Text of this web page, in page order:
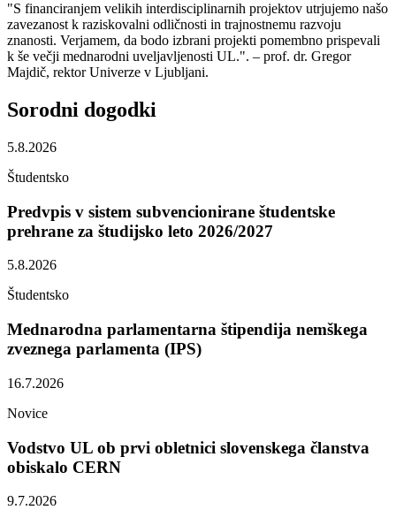
"S financiranjem velikih interdisciplinarnih projektov utrjujemo našo
zavezanost k raziskovalni odličnosti in trajnostnemu razvoju
znanosti. Verjamem, da bodo izbrani projekti pomembno prispevali
k še večji mednarodni uveljavljenosti UL.". – prof. dr. Gregor
Majdič, rektor Univerze v Ljubljani.
Sorodni dogodki
5.8.2026
Študentsko
Predvpis v sistem subvencionirane študentske
prehrane za študijsko leto 2026/2027
5.8.2026
Študentsko
Mednarodna parlamentarna štipendija nemškega
zveznega parlamenta (IPS)
16.7.2026
Novice
Vodstvo UL ob prvi obletnici slovenskega članstva
obiskalo CERN
9.7.2026